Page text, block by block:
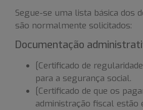
Segue-se uma lista básica dos
são normalmente solicitados:
Documentação
[Certificado de
para a segurança social.
[Certificado de que os
administração fiscal estão